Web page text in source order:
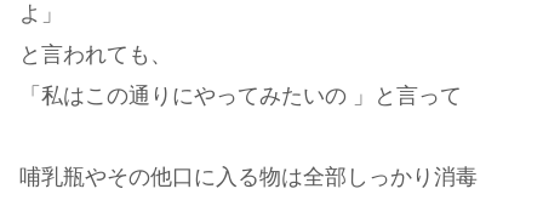
よ」
と言われても、
「私はこの通りにやってみたいの 」と言って
哺乳瓶やその他口に入る物は全部しっかり消毒